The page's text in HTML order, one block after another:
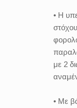
• Η
με 2
• Με